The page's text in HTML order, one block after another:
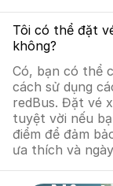
Tôi có thể đặt
không?
Có, bạn có thể
cách sử dụng
redBus. Đặt vé
tuyệt vời nếu
điểm để đảm
ưa thích và